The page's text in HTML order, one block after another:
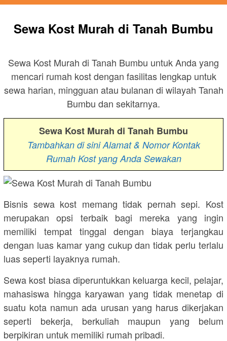
Sewa Kost Murah di Tanah Bumbu
Sewa Kost Murah di Tanah Bumbu untuk Anda yang
mencari rumah kost dengan fasilitas lengkap untuk
sewa harian, mingguan atau bulanan di wilayah Tanah
Bumbu dan sekitarnya.
Sewa Kost Murah di Tanah Bumbu
Tambahkan di sini Alamat & Nomor Kontak
Rumah Kost yang Anda Sewakan
Bisnis sewa kost memang tidak pernah sepi. Kost
merupakan opsi terbaik bagi mereka yang ingin
memiliki tempat tinggal dengan biaya terjangkau
dengan luas kamar yang cukup dan tidak perlu terlalu
luas seperti layaknya rumah.
Sewa kost biasa diperuntukkan keluarga kecil, pelajar,
mahasiswa hingga karyawan yang tidak menetap di
suatu kota namun ada urusan yang harus dikerjakan
seperti bekerja, berkuliah maupun yang belum
berpikiran untuk memiliki rumah pribadi.